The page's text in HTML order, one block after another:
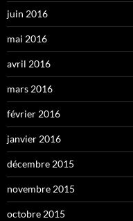
juin 2016
mai 2016
avril 2016
mars 2016
février 2016
janvier 2016
décembre 2015
novembre 2015
octobre 2015